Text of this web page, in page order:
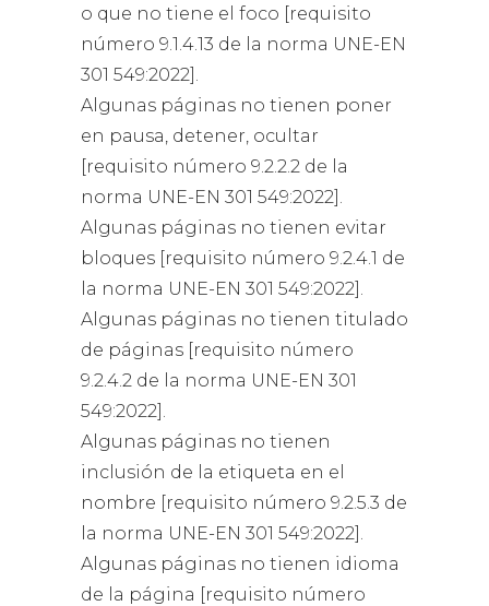
o que no tiene el foco [requisito
número 9.1.4.13 de la norma UNE-EN
301 549:2022].
Algunas páginas no tienen poner
en pausa, detener, ocultar
[requisito número 9.2.2.2 de la
norma UNE-EN 301 549:2022].
Algunas páginas no tienen evitar
bloques [requisito número 9.2.4.1 de
la norma UNE-EN 301 549:2022].
Algunas páginas no tienen titulado
de páginas [requisito número
9.2.4.2 de la norma UNE-EN 301
549:2022].
Algunas páginas no tienen
inclusión de la etiqueta en el
nombre [requisito número 9.2.5.3 de
la norma UNE-EN 301 549:2022].
Algunas páginas no tienen idioma
de la página [requisito número